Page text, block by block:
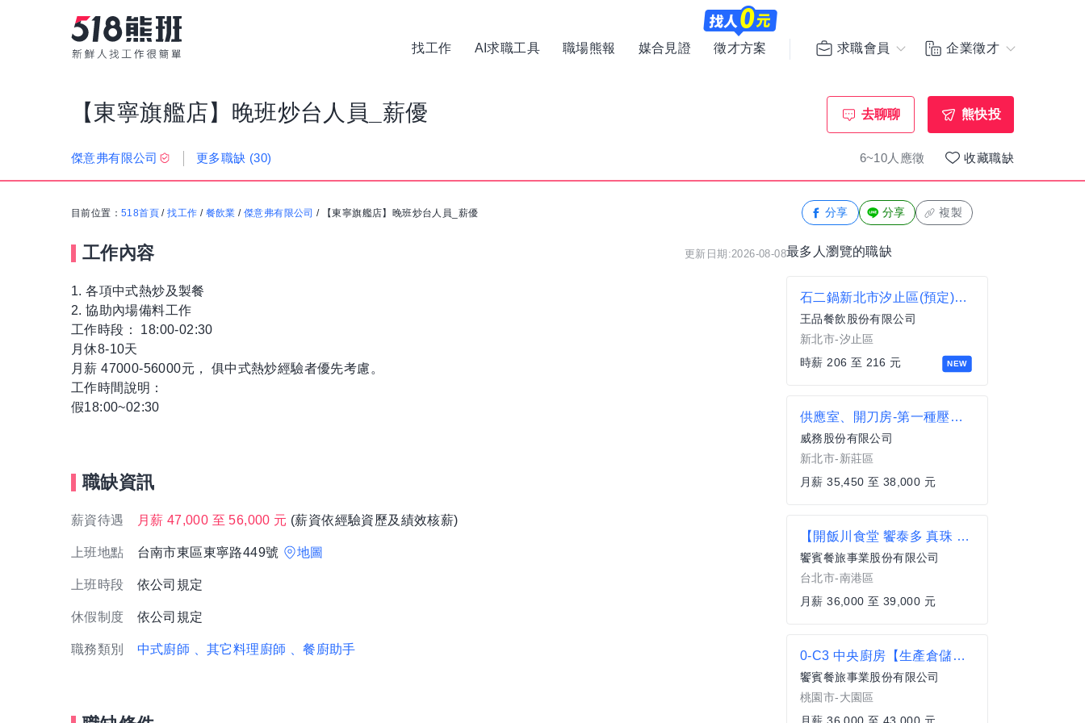
找工作 AI求職工具 職場熊報 媒合見證 徵才方案 求職會員 企業徵才
【東寧旗艦店】晚班炒台人員_薪優 去聊聊 熊快投
傑意弗有限公司 更多職缺 (30) 6~10人應徵 收藏職缺
目前位置： 518首頁 /找工作 / 餐飲業 /傑意弗有限公司 / 【東寧旗艦店】晚班炒台人員_薪優
工作內容 更新日期:2026-08-08
1. 各項中式熱炒及製餐
2. 協助內場備料工作
工作時段： 18:00-02:30
月休8-10天
月薪 47000-56000元， 俱中式熱炒經驗者優先考慮。
工作時間說明：
假18:00~02:30
職缺資訊
薪資待遇 月薪 47,000 至 56,000 元 (薪資依經驗資歷及績效核薪)
上班地點 台南市東區東寧路449號 地圖
上班時段 依公司規定
休假制度 依公司規定
職務類別 中式廚師 、其它料理廚師 、餐廚助手
分享 分享 複製
最多人瀏覽的職缺
NEW
石二鍋新北市汐止區(預定)店-兼職/工讀計時人員
王品餐飲股份有限公司
新北市-汐止區
時薪 206 至 216 元
供應室、開刀房-第一種壓力容器操作
威務股份有限公司
新北市-新莊區
月薪 35,450 至 38,000 元
【開飯川食堂 饗泰多 真珠 貓將】 服務專員 起薪36K起 歡迎無經驗者加入【南港區】
饗賓餐旅事業股份有限公司
台北市-南港區
月薪 36,000 至 39,000 元
0-C3 中央廚房【生產倉儲部】倉庫管理員
饗賓餐旅事業股份有限公司
桃園市-大園區